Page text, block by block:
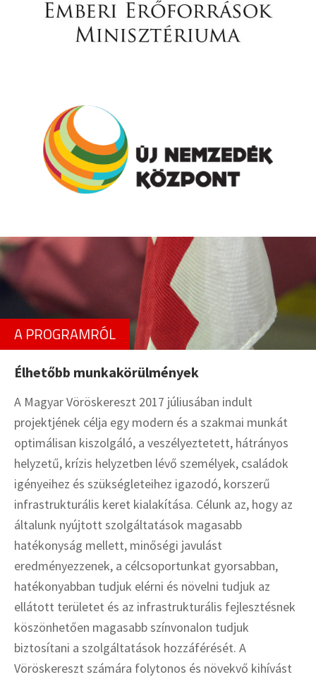
A PROGRAMRÓL
Élhetőbb munkakörülmények
A Magyar Vöröskereszt 2017 júliusában indult
projektjének célja egy modern és a szakmai munkát
optimálisan kiszolgáló, a veszélyeztetett, hátrányos
helyzetű, krízis helyzetben lévő személyek, családok
igényeihez és szükségleteihez igazodó, korszerű
infrastrukturális keret kialakítása. Célunk az, hogy az
általunk nyújtott szolgáltatások magasabb
hatékonyság mellett, minőségi javulást
eredményezzenek, a célcsoportunkat gyorsabban,
hatékonyabban tudjuk elérni és növelni tudjuk az
ellátott területet és az infrastrukturális fejlesztésnek
köszönhetően magasabb színvonalon tudjuk
biztosítani a szolgáltatások hozzáférését. A
Vöröskereszt számára folytonos és növekvő kihívást